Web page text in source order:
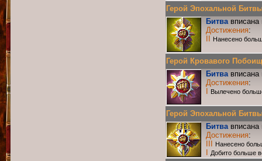
Герой Эпохальной
Битвавписана
Достижения:
Нанесено
Герой Кровавого
Битвавписана
Достижения:
Вылечено
Герой Эпохальной
Битвавписана
Достижения:
Нанесено
Добито больше